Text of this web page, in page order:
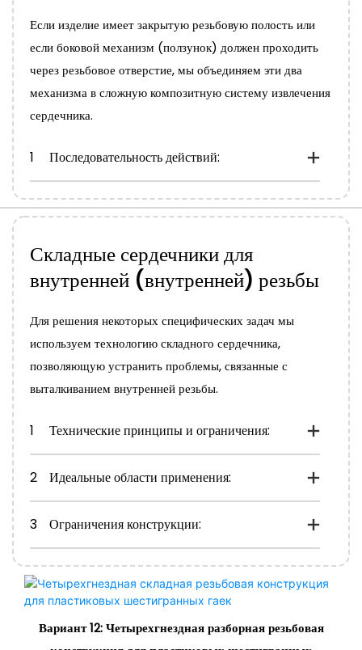
Если изделие имеет закрытую резьбовую полость или
если боковой механизм (ползунок) должен проходить
через резьбовое отверстие, мы объединяем эти два
механизма в сложную композитную систему извлечения
сердечника.
1 Последовательность действий:
Складные сердечники для
внутренней (внутренней) резьбы
Для решения некоторых специфических задач мы
используем технологию складного сердечника,
позволяющую устранить проблемы, связанные с
выталкиванием внутренней резьбы.
1 Технические принципы и ограничения:
2 Идеальные области применения:
3 Ограничения конструкции:
Вариант 12: Четырехгнездная разборная резьбовая